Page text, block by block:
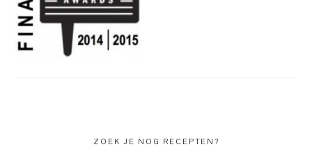
ZOEK JE NOG RECEPTEN?